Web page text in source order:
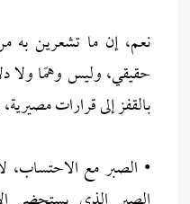
نعم، إن ما تشعرين به
حقيقي، وليس وهمًا ولا
بالقفز إلى قرارات مصيرية،
• الصبر مع الاحتساب،